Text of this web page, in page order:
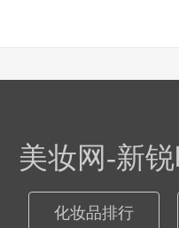
美妆网-新
化妆品排行